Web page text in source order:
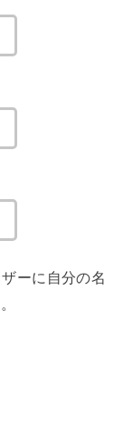
ーに自分の名